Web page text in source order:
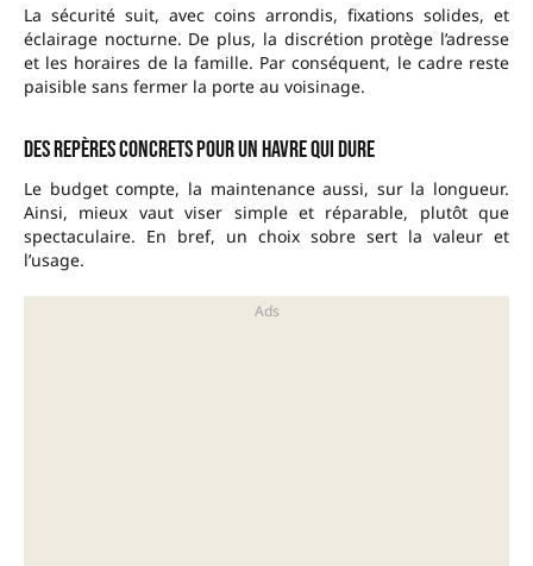
La sécurité suit, avec coins arrondis, fixations solides, et
éclairage nocturne. De plus, la discrétion protège l’adresse
et les horaires de la famille. Par conséquent, le cadre reste
paisible sans fermer la porte au voisinage.
Des repères concrets pour un havre qui dure
Le budget compte, la maintenance aussi, sur la longueur.
Ainsi, mieux vaut viser simple et réparable, plutôt que
spectaculaire. En bref, un choix sobre sert la valeur et
l’usage.